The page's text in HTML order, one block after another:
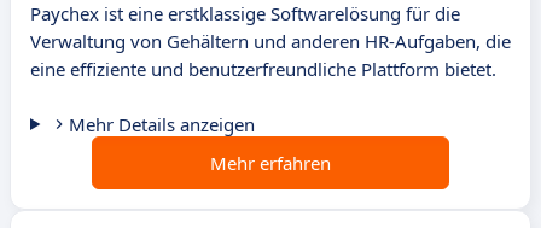
Paychex ist eine erstklassige Softwarelösung für die
Verwaltung von Gehältern und anderen HR-Aufgaben, die
eine effiziente und benutzerfreundliche Plattform bietet.
Mehr Details anzeigen
Mehr erfahren